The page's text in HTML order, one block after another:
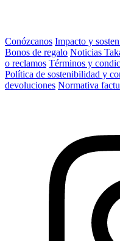
Conózcanos Impacto y
Bonos de regalo Noticias
o reclamos Términos y
Política de sostenibilidad y
devoluciones Normativa